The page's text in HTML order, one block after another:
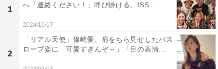
1
へ「連絡ください！」呼び掛ける。ISS...
2024/10/17
2
「リアル天使」篠崎愛、肩をちら見せしたバス
ローブ姿に「可愛すぎんぞ～」「目の表情...